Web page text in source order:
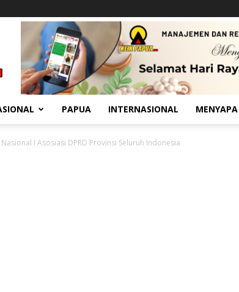
PAPUA INTERNASIONAL
I Asosiasi DPRD Provinsi Seluruh Indonesia